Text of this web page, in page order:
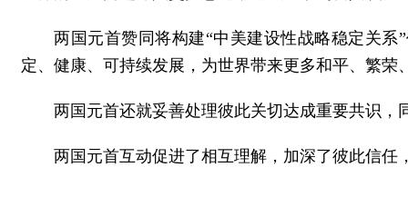
两国元首赞同将构建“中美建设性战略稳定关
定、健康、可持续发展，为世界带来更多和平、繁荣
两国元首还就妥善处理彼此关切达成重要共识，
两国元首互动促进了相互理解，加深了彼此信